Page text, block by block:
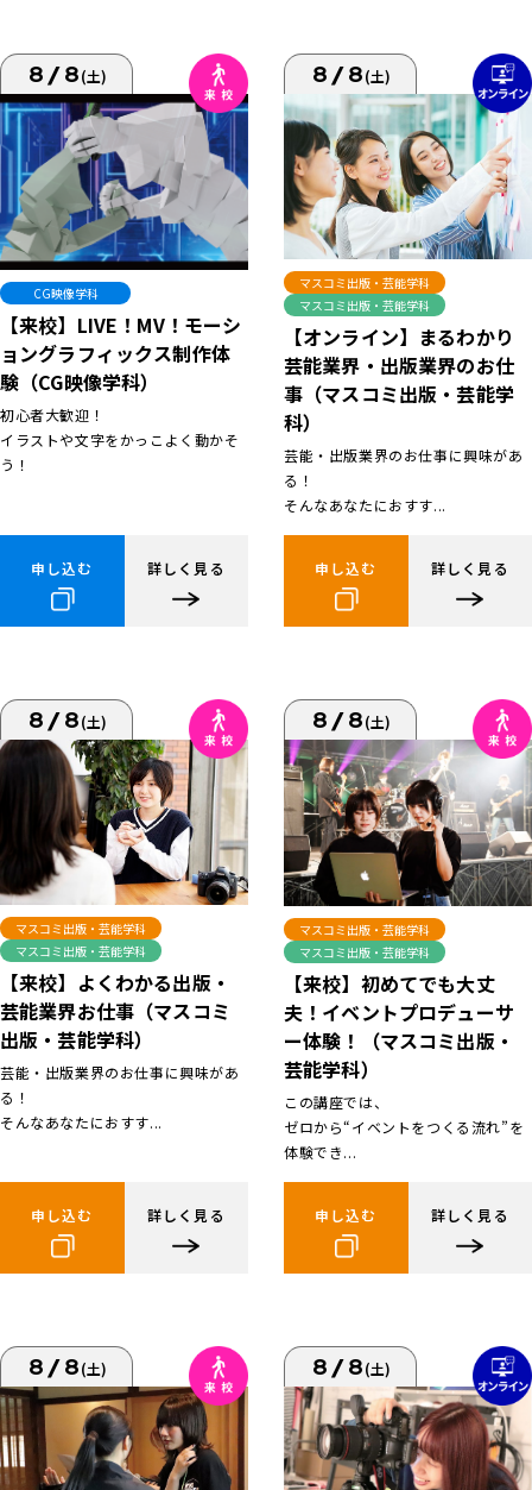
8/8(土)
CG映像学科
【来校】LIVE！MV！モーシ
ョングラフィックス制作体
験（CG映像学科）
初心者大歓迎！
イラストや文字をかっこよく動かそ
う！
申し込む 詳しく見る
8/8(土)
マスコミ出版・芸能学科
マスコミ出版・芸能学科
【オンライン】まるわかり
芸能業界・出版業界のお仕
事（マスコミ出版・芸能学
科）
芸能・出版業界のお仕事に興味があ
る！
そんなあなたにおすす...
申し込む 詳しく見る
8/8(土)
マスコミ出版・芸能学科
マスコミ出版・芸能学科
【来校】よくわかる出版・
芸能業界お仕事（マスコミ
出版・芸能学科）
芸能・出版業界のお仕事に興味があ
る！
そんなあなたにおすす...
申し込む 詳しく見る
8/8(土)
マスコミ出版・芸能学科
マスコミ出版・芸能学科
【来校】初めてでも大丈
夫！イベントプロデューサ
ー体験！（マスコミ出版・
芸能学科）
この講座では、
ゼロから“イベントをつくる流れ”を
体験でき...
申し込む 詳しく見る
8/8(土) 8/8(土)